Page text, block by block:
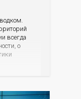
всегда
о